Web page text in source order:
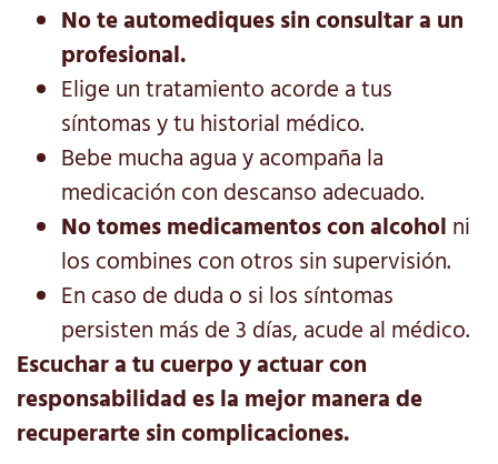
No te automediques sin consultar a un
profesional.
Elige un tratamiento acorde a tus
síntomas y tu historial médico.
Bebe mucha agua y acompaña la
medicación con descanso adecuado.
No tomes medicamentos con alcohol ni
los combines con otros sin supervisión.
En caso de duda o si los síntomas
persisten más de 3 días, acude al médico.
Escuchar a tu cuerpo y actuar con
responsabilidad es la mejor manera de
recuperarte sin complicaciones.